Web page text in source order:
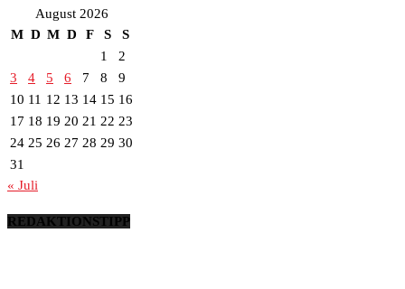
August 2026
M D M D F S
S
1
2
3
4 5 6 7 8
9
10 11 12 13 14 15 16
17 18 19 20 21 22 23
24 25 26 27 28 29 30
31
« Juli
REDAKTIONSTIPP